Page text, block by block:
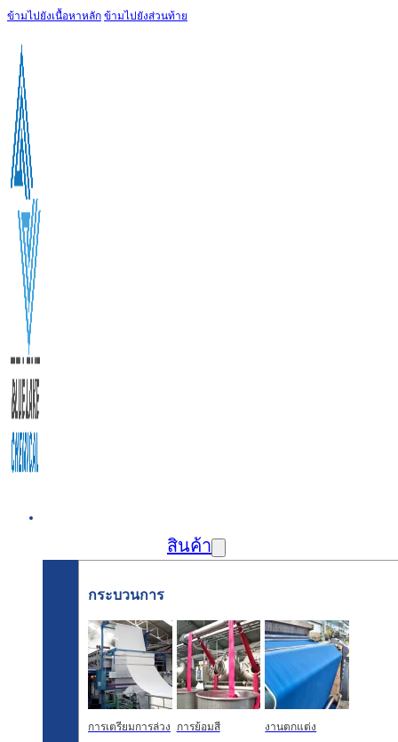
ข้ามไปยังเนื้อหาหลัก ข้ามไปยังส่วนท้าย
สินค้า
กระบวนการ
การเตรียมการล่วง การย้อมสี งานตกแต่ง